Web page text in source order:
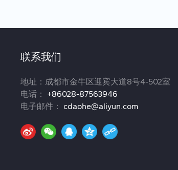
联系我们
地址：成都市金牛区迎宾大道8号4-502室
电话： +86028-87563946
电子邮件：cdaohe@aliyun.com